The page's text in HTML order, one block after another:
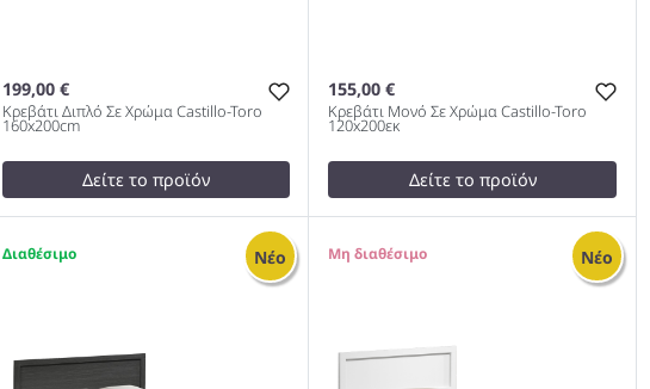
199,00 €
Κρεβάτι Διπλό Σε Χρώμα Castillo-Toro
160x200cm
Δείτε το προϊόν
209,99 €
test False
Κρεβάτι Διπλό Σε Χρώμα Castillo-
155,00 €
Κρεβάτι Μονό Σε Χρώμα Castillo-Toro
120x200εκ
Δείτε το προϊόν
testFalse
Κρεβάτι Μονό Σε Χρώμα Castillo-
Toro 120x200εκ 978
Νέο Νέο